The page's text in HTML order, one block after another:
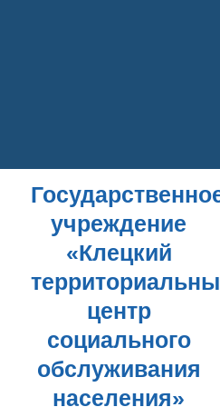
учреждение
«Клецкий
центр
социального
обслуживания
населения»